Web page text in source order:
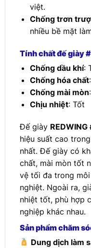
việt.
Chống trơn
nhiều bề mặt
Tính chất đế giày
Chống dầu khí:
Chống hóa chất
Chống mài mòn
Chịu nhiệt: Tốt
Đế giày REDWING
hiệu suất cao
nhất. Đế giày có
chất, mài mòn tốt
vệ tối đa trong
nghiệt. Ngoài ra,
nhiệt tốt, phù hợp
nghiệp khác nhau.
Sản phẩm chăm
Dung dịch làm